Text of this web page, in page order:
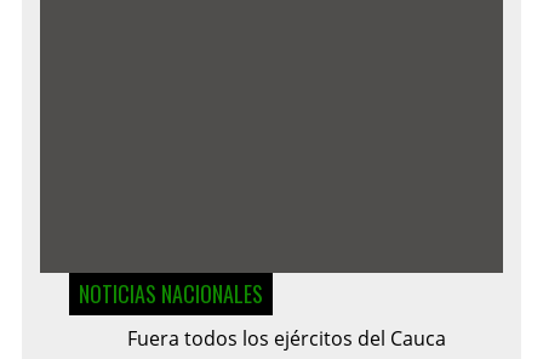
NOTICIAS NACIONALES
Fuera todos los ejércitos del Cauca